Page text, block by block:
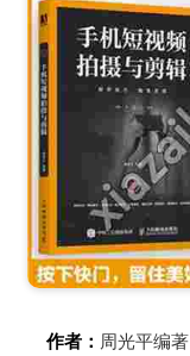
作者： 周光平编著